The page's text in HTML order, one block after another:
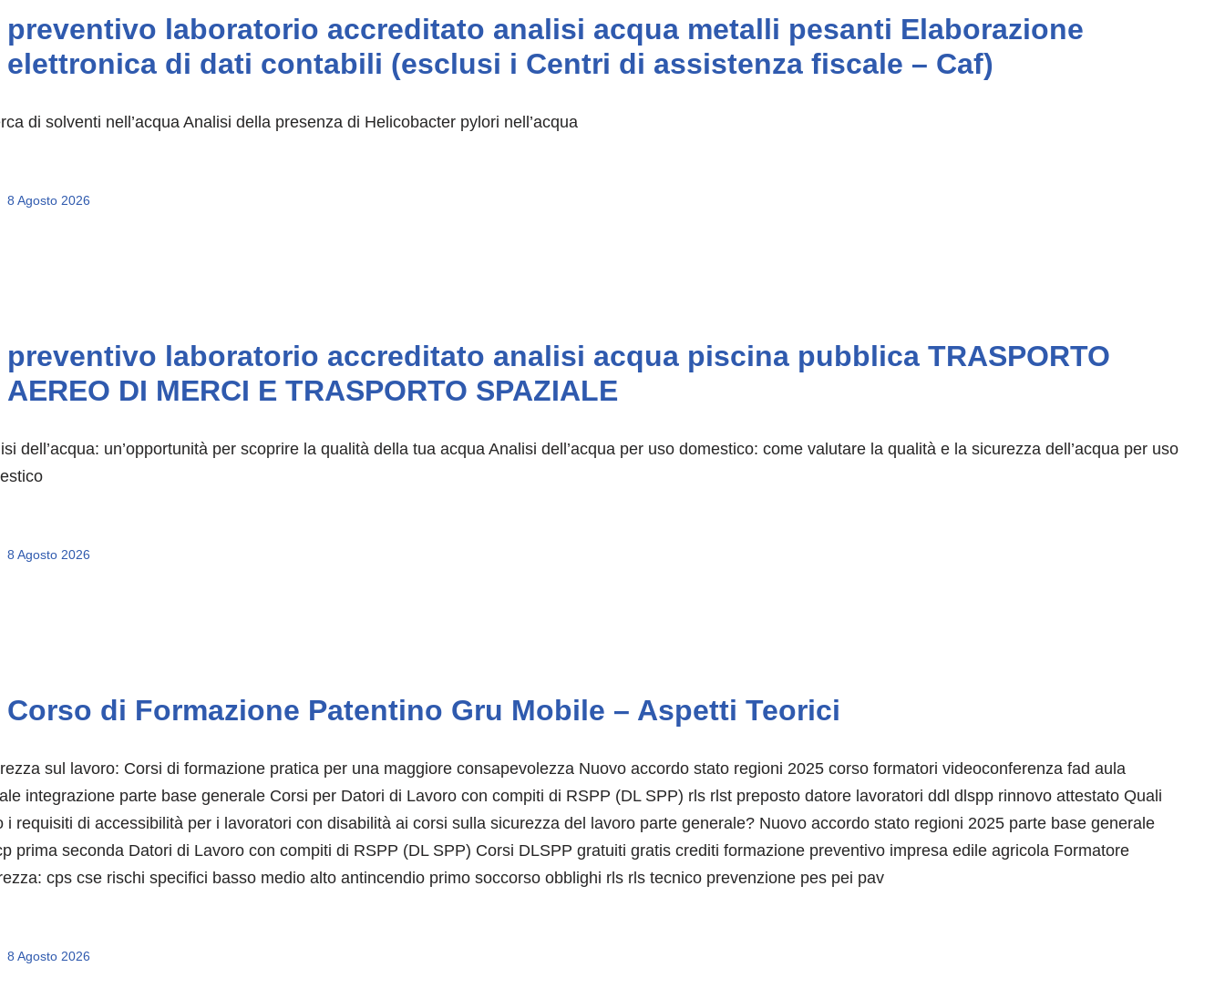
preventivo laboratorio accreditato analisi acqua metalli pesanti Elaborazione
elettronica di dati contabili (esclusi i Centri di assistenza fiscale – Caf)
di solventi nell’acqua Analisi della presenza di Helicobacter pylori nell’acqua
8 Agosto 2026
preventivo laboratorio accreditato analisi acqua piscina pubblica TRASPORTO
AEREO DI MERCI E TRASPORTO SPAZIALE
dell’acqua: un’opportunità per scoprire la qualità della tua acqua Analisi dell’acqua per uso domestico: come valutare la qualità e la sicurezza dell’acqua per uso
8 Agosto 2026
Corso di Formazione Patentino Gru Mobile – Aspetti Teorici
sul lavoro: Corsi di formazione pratica per una maggiore consapevolezza Nuovo accordo stato regioni 2025 corso formatori videoconferenza fad aula
integrazione parte base generale Corsi per Datori di Lavoro con compiti di RSPP (DL SPP) rls rlst preposto datore lavoratori ddl dlspp rinnovo attestato Quali
i requisiti di accessibilità per i lavoratori con disabilità ai corsi sulla sicurezza del lavoro parte generale? Nuovo accordo stato regioni 2025 parte base generale
prima seconda Datori di Lavoro con compiti di RSPP (DL SPP) Corsi DLSPP gratuiti gratis crediti formazione preventivo impresa edile agricola Formatore
cps cse rischi specifici basso medio alto antincendio primo soccorso obblighi rls rls tecnico prevenzione pes pei pav
8 Agosto 2026